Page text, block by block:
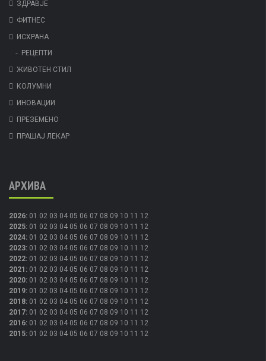
ЗДРАВЈЕ
ФИТНЕС
ИСХРАНА
РЕЦЕПТИ
ЖИВОТЕН СТИЛ
КОЛУМНИ
ИНОВАЦИИ
ПРЕЗЕМЕНО
ПРАШАЈ ЛЕКАР
АРХИВА
2026: 01 02 03 04 05 06 07 08 09 10 11 12
2025: 01 02 03 04 05 06 07 08 09 10 11 12
2024: 01 02 03 04 05 06 07 08 09 10 11 12
2023: 01 02 03 04 05 06 07 08 09 10 11 12
2022: 01 02 03 04 05 06 07 08 09 10 11 12
2021 : 01 02 03 04 05 06 07 08 09 10 11 12
2020: 01 02 03 04 05 06 07 08 09 10 11 12
2019: 01 02 03 04 05 06 07 08 09 10 11 12
2018: 01 02 03 04 05 06 07 08 09 10 11 12
2017: 01 02 03 04 05 06 07 08 09 10 11 12
2016: 01 02 03 04 05 06 07 08 09 10 11 12
2015: 01 02 03 04 05 06 07 08 09 10 11 12